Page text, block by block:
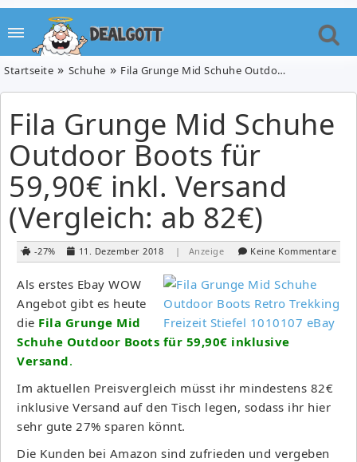
Startseite Schuhe Fila Grunge Mid Schuhe Outdoor Boots für 59,90€ inkl. Versand (Vergleich: ab 82€)
Fila Grunge Mid Schuhe
Outdoor Boots für
59,90€ inkl. Versand
(Vergleich: ab 82€)
-27% 11. Dezember 2018 | Anzeige Keine Kommentare
Als erstes Ebay WOW
Angebot gibt es heute
die Fila Grunge Mid
Schuhe Outdoor Boots für 59,90€ inklusive
Versand.
Im aktuellen Preisvergleich müsst ihr mindestens 82€
inklusive Versand auf den Tisch legen, sodass ihr hier
sehr gute 27% sparen könnt.
Die Kunden bei Amazon sind zufrieden und vergeben